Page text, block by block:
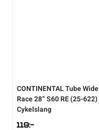
CONTINENTALTube Wide
Race 28” S60 RE (25-622)
Cykelslang
119:-